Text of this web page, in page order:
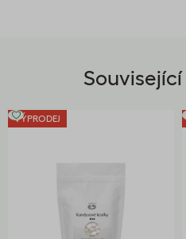
VÝPRODEJ